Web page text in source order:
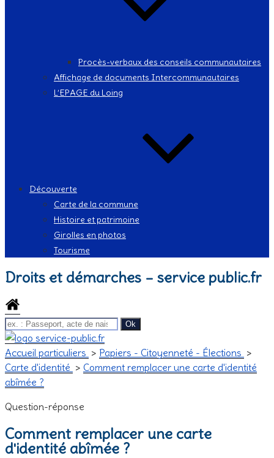
Procès-verbaux des conseils communautaires
Affichage de documents Intercommunautaires
L’EPAGE du Loing
Découverte
Carte de la commune
Histoire et patrimoine
Girolles en photos
Tourisme
Droits et démarches – service public.fr
Accueil particuliers > Papiers - Citoyenneté - Élections >
Carte d'identité > Comment remplacer une carte d'identité
abîmée ?
Question-réponse
Comment remplacer une carte
d'identité abîmée ?